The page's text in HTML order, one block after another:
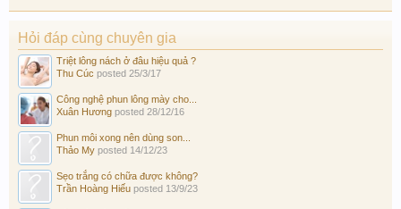
Hỏi đáp cùng chuyên gia
Triệt lông nách ở đâu hiệu quả ?
Thu Cúc posted 25/3/17
Công nghệ phun lông mày cho...
Xuân Hương posted 28/12/16
Phun môi xong nên dùng son...
Thảo My posted 14/12/23
Sẹo trắng có chữa được không?
Trần Hoàng Hiếu posted 13/9/23